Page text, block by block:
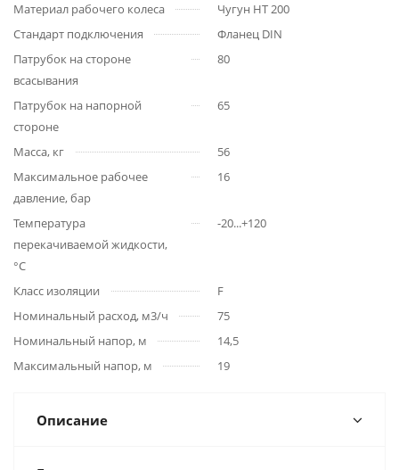
Материал рабочего колеса
Чугун HT 200
Стандарт подключения
Фланец DIN
Патрубок на стороне
всасывания
80
Патрубок на напорной
стороне
65
Масса, кг
56
Максимальное рабочее
давление, бар
16
Температура
перекачиваемой жидкости,
°С
-20...+120
Класс изоляции
F
Номинальный расход, м3/ч
75
Номинальный напор, м
14,5
Максимальный напор, м
19
Описание